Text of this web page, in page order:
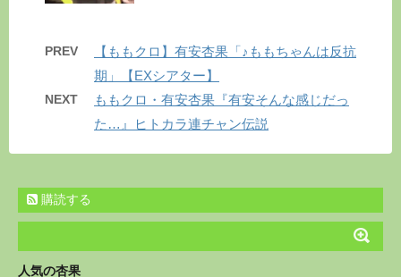
PREV
【ももクロ】有安杏果「♪ももちゃんは反抗
期」【EXシアター】
NEXT
ももクロ・有安杏果『有安そんな感じだっ
た…』ヒトカラ連チャン伝説
購読する
人気の杏果